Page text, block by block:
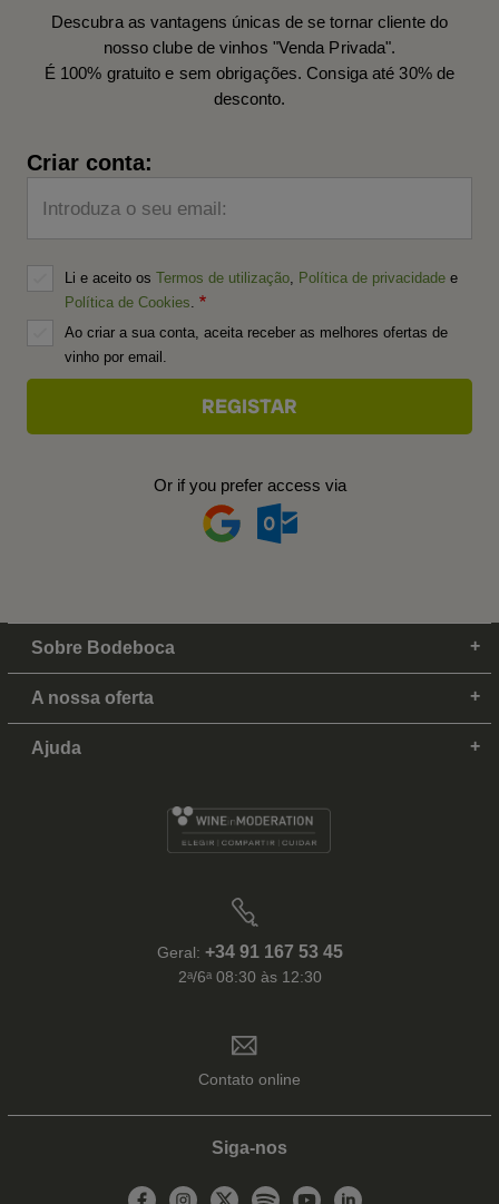
Descubra as vantagens únicas de se tornar cliente do
nosso clube de vinhos "Venda Privada".
É 100% gratuito e sem obrigações. Consiga até 30% de
desconto.
Criar conta:
Introduza o seu email:
Li e aceito os Termos de utilização Política de privacidade e
Política de Cookies
Ao criar a sua conta, aceita receber as melhores ofertas de
vinho por email.
Or if you prefer access via
Sobre Bodeboca
A nossa oferta
Ajuda
Geral: +34 91 167 53 45
2ᵃ/6ᵃ 08:30 às 12:30
Contato online
Siga-nos